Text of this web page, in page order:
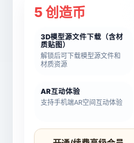
模型名称
5 创造币
3D模型源文件下载（含材
质贴图）
解锁后可下载模型源文件和
材质资源
AR互动体验
支持手机端AR空间互动体验